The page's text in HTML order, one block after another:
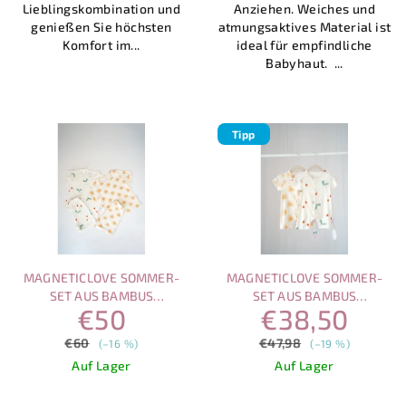
Lieblingskombination und
genießen Sie höchsten
Komfort im...
Anziehen. Weiches und
atmungsaktives Material ist
ideal für empfindliche
Babyhaut. ...
MAGNETICLOVE SOMMER-
SET AUS BAMBUS
KINDERPYJAMAS –
SOMMERSONNE &
MARIENKÄFER AUF DER
WIESE
€50
€60 (–16 %)
Auf Lager
Tipp
MAGNETICLOVE SOMMER-
SET AUS BAMBUS
STRAMPLERN MIT
MAGNETVERSCHLUSS
€38,50
€47,98 (–19 %)
Auf Lager